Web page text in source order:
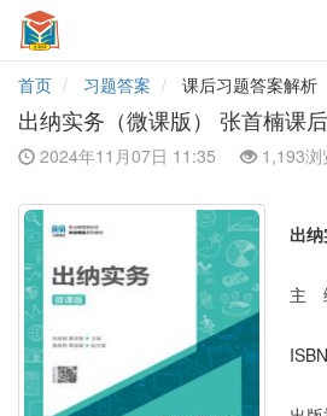
首页
习题答案 课后习题答案解析
出纳实务（微课版） 张首楠课
2024年11月07日 11:35 1,193浏
出纳
主